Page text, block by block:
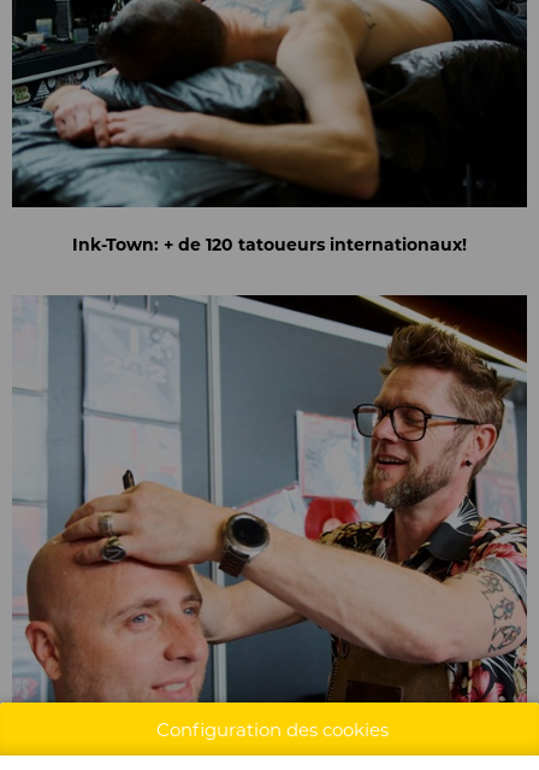
Ink-Town: + de 120 tatoueurs internationaux!
Configuration des cookies